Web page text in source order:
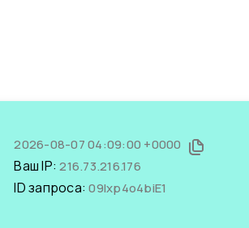
2026-08-07 04:09:00 +0000
Ваш IP:216.73.216.176
ID запроса:09Ixp4o4biE1